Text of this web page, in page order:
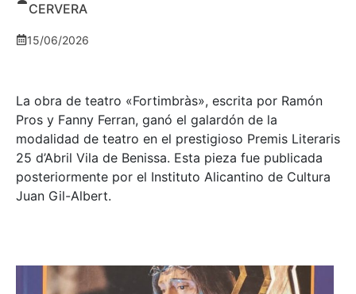
CERVERA
15/06/2026
La obra de teatro «Fortimbràs», escrita por Ramón
Pros y Fanny Ferran, ganó el galardón de la
modalidad de teatro en el prestigioso Premis Literaris
25 d’Abril Vila de Benissa. Esta pieza fue publicada
posteriormente por el Instituto Alicantino de Cultura
Juan Gil-Albert.